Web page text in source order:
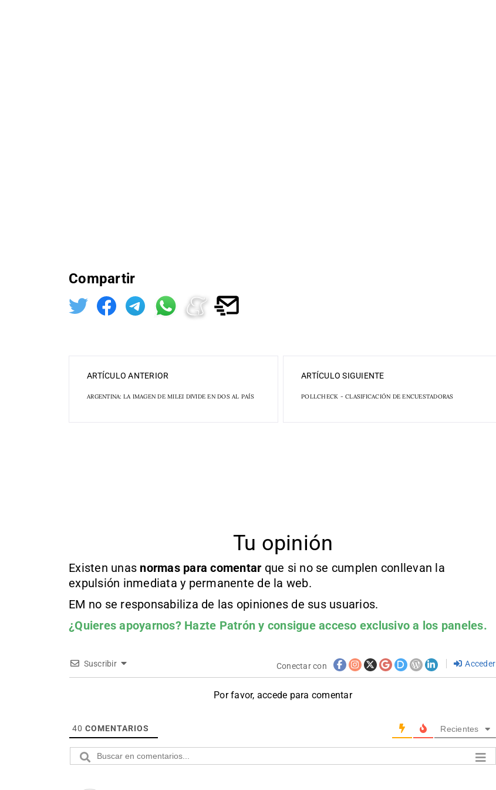
Compartir
ARTÍCULO ANTERIOR
ARGENTINA: LA IMAGEN DE MILEI DIVIDE EN DOS AL PAÍS
ARTÍCULO SIGUIENTE
POLLCHECK - CLASIFICACIÓN DE ENCUESTADORAS
Tu opinión
Existen unas normas para comentar que si no se cumplen conllevan la
expulsión inmediata y permanente de la web.
EM no se responsabiliza de las opiniones de sus usuarios.
¿Quieres apoyarnos? Hazte Patrón y consigue acceso exclusivo a los paneles.
Suscribir Conectar con Acceder
Por favor, accede para comentar
40 COMENTARIOS Recientes